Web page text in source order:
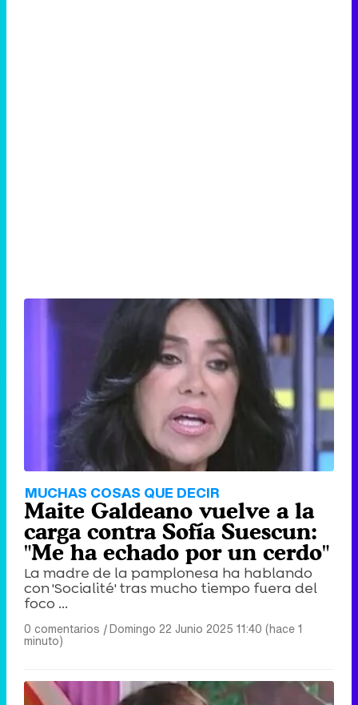
MUCHAS COSAS QUE DECIR
Maite Galdeano vuelve a la
carga contra Sofía Suescun:
"Me ha echado por un cerdo"
La madre de la pamplonesa ha hablando
con 'Socialité' tras mucho tiempo fuera del
foco ...
0 comentarios |Domingo 22 Junio 2025 11:40 (hace 1
minuto)